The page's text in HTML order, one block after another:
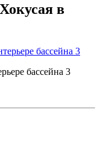
в
бассейна 3